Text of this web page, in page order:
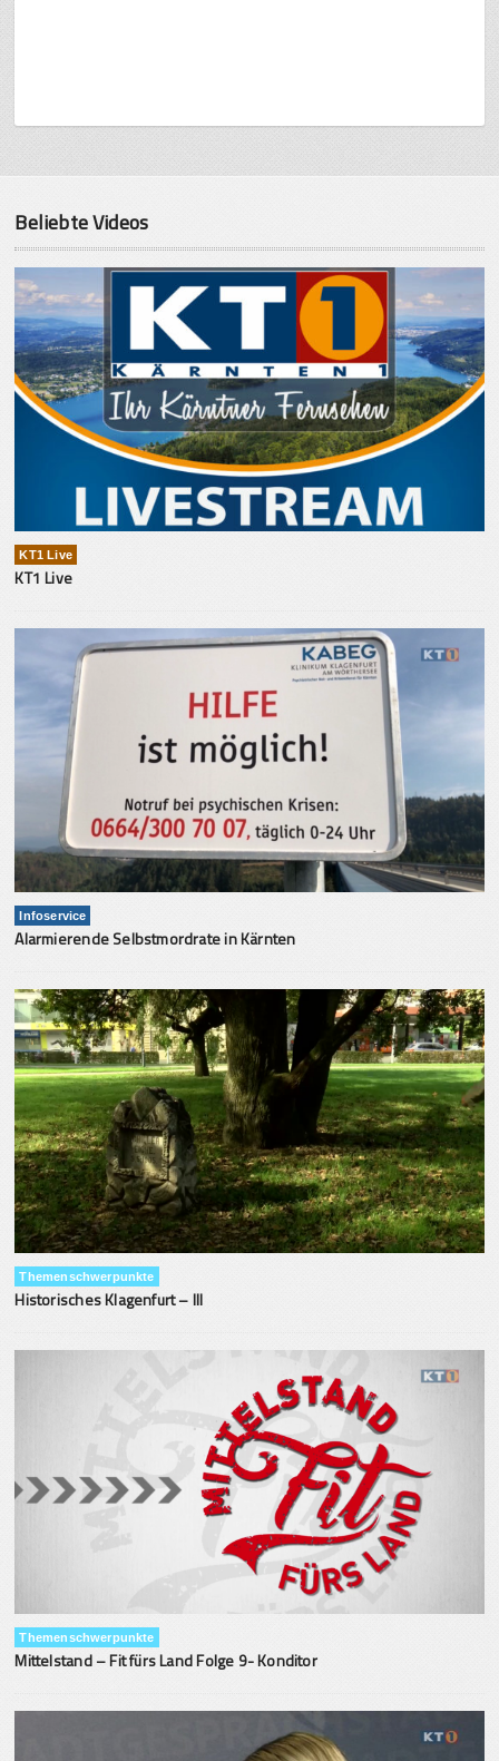
Beliebte Videos
KT1 Live
KT1 Live
Infoservice
Alarmierende Selbstmordrate in Kärnten
Themenschwerpunkte
Historisches Klagenfurt – III
Themenschwerpunkte
Mittelstand – Fit fürs Land Folge 9- Konditor